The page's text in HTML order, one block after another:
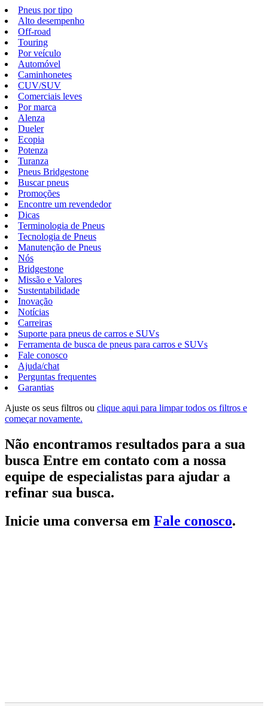
Pneus por tipo
Alto desempenho
Off-road
Touring
Por veículo
Automóvel
Caminhonetes
CUV/SUV
Comerciais leves
Por marca
Alenza
Dueler
Ecopia
Potenza
Turanza
Pneus Bridgestone
Buscar pneus
Promoções
Encontre um revendedor
Dicas
Terminologia de Pneus
Tecnologia de Pneus
Manutenção de Pneus
Nós
Bridgestone
Missão e Valores
Sustentabilidade
Inovação
Notícias
Carreiras
Suporte para pneus de carros e SUVs
Ferramenta de busca de pneus para carros e SUVs
Fale conosco
Ajuda/chat
Perguntas frequentes
Garantias
Ajuste os seus filtros ou clique aqui para limpar todos os filtros e
começar novamente.
Não encontramos resultados para a sua
busca Entre em contato com a nossa
equipe de especialistas para ajudar a
refinar sua busca.
Inicie uma conversa em Fale conosco.